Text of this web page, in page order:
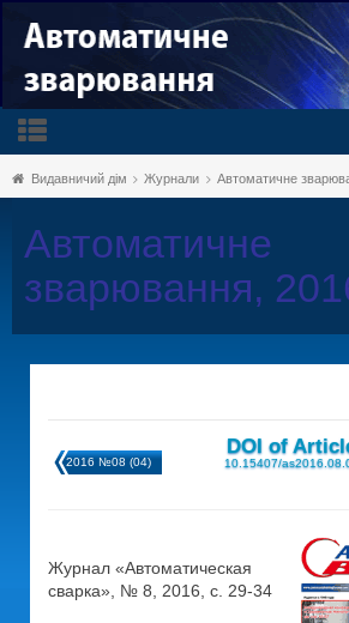
Видавничий дім Журнали Автоматичне
Автоматичне
зварювання,
2016 №08 (04)
DOI of
10.15407/
Журнал «Автоматическая
сварка», № 8, 2016, с. 29-34